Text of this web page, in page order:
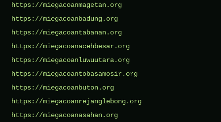
https://miegacoanmagetan.org
https://miegacoanbadung.org
https://miegacoantabanan.org
https://miegacoanacehbesar.org
https://miegacoanluwuutara.org
https://miegacoantobasamosir.org
https://miegacoanbuton.org
https://miegacoanrejanglebong.org
https://miegacoanasahan.org